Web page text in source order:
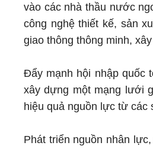
vào các nhà thầu nước
công nghệ thiết kế, sản
giao thông thông minh,
Đẩy mạnh hội nhập quốc
xây dựng một mạng lưới
hiệu quả nguồn lực từ các
Phát triển nguồn nhân